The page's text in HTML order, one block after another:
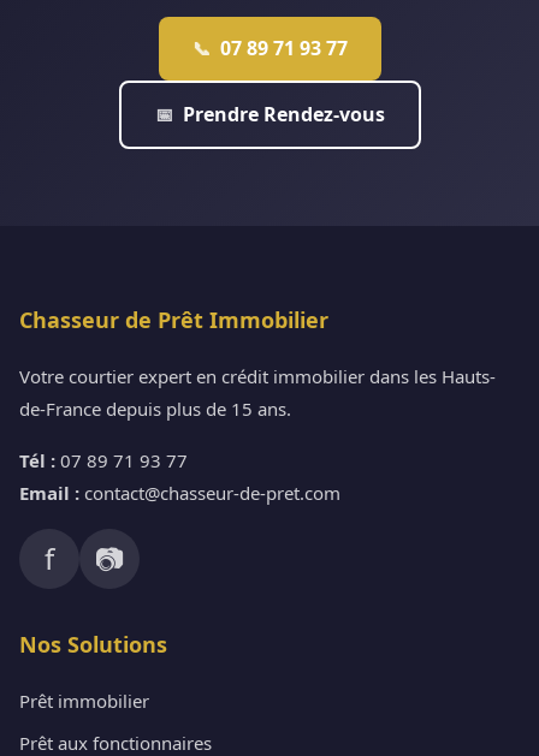
📞 07 89 71 93 77
📅 Prendre Rendez-vous
Chasseur de Prêt Immobilier
Votre courtier expert en crédit immobilier dans les Hauts-
de-France depuis plus de 15 ans.
Tél : 07 89 71 93 77
Email : contact@chasseur-de-pret.com
f 📷
Nos Solutions
Prêt immobilier
Prêt aux fonctionnaires